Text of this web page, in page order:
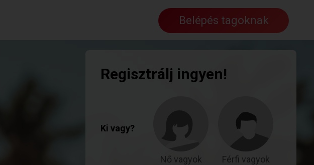
Belépés tagoknak
Regisztrálj ingyen!
Ki vagy?
Nő vagyok Férfi vagyok